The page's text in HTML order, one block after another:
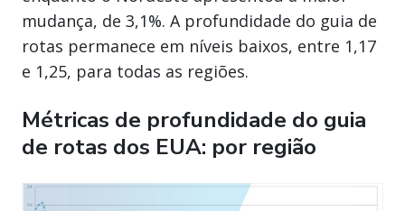
mudança, de 3,1%. A profundidade do guia de
rotas permanece em níveis baixos, entre 1,17
e 1,25, para todas as regiões.
Métricas de profundidade do guia
de rotas dos EUA: por região